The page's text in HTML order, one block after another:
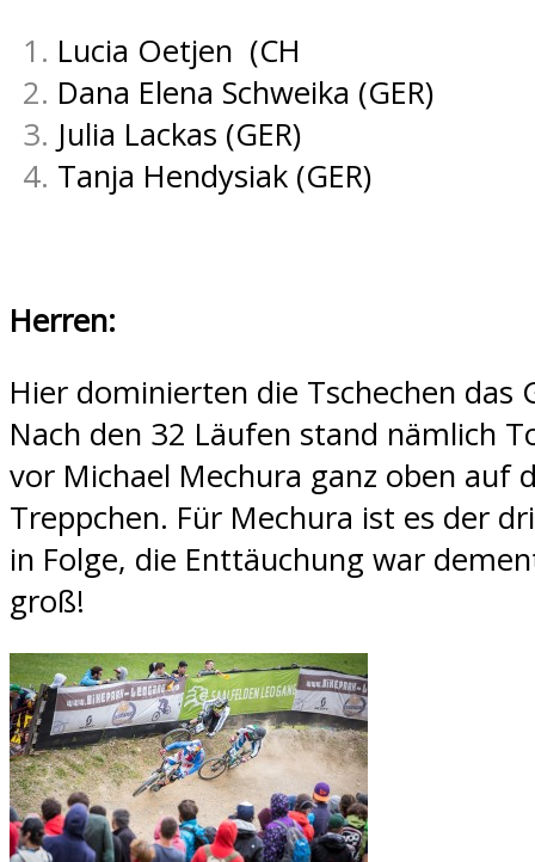
Lucia Oetjen (CH
Dana Elena Schweika (GER)
Julia Lackas (GER)
Tanja Hendysiak (GER)
Herren:
Hier dominierten die Tschechen das
Nach den 32 Läufen stand nämlich
vor Michael Mechura ganz oben auf
Treppchen. Für Mechura ist es der
in Folge, die Enttäuchung war
groß!